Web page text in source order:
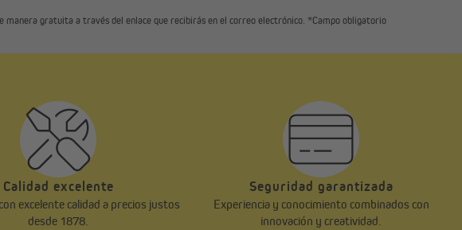
manera gratuita a través del enlace que recibirás en el correo electrónico. *Campo obligatorio
Calidad excelente
excelente calidad a precios justos
desde 1878.
Seguridad garantizada
Experiencia y conocimiento combinados con
innovación y creatividad.